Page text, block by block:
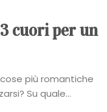
cuori per un
cose più romantiche
Su quale...